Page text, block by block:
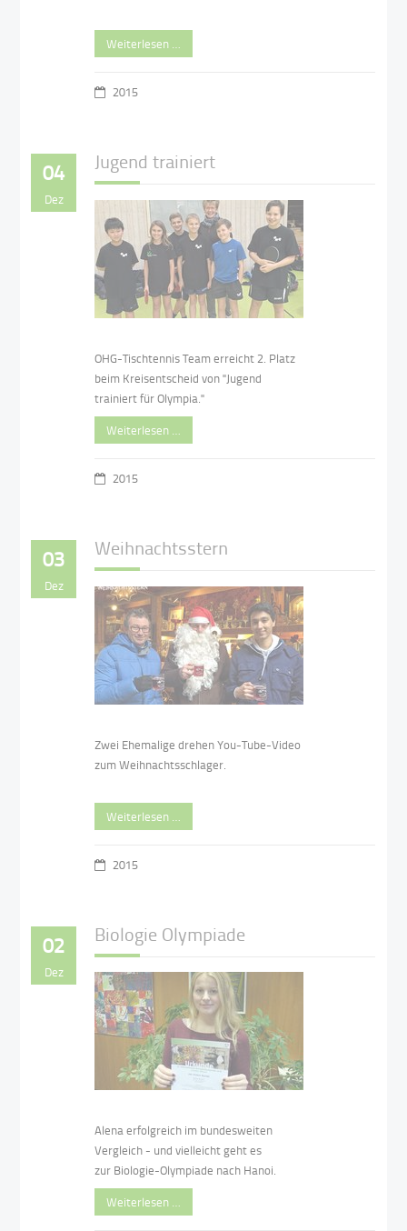
Weiterlesen …
2015
04
Dez
Jugend trainiert
OHG-Tischtennis Team erreicht 2. Platz
beim Kreisentscheid von "Jugend
trainiert für Olympia."
Weiterlesen …
2015
03
Dez
Weihnachtsstern
Zwei Ehemalige drehen You-Tube-Video
zum Weihnachtsschlager.
Weiterlesen …
2015
02
Dez
Biologie Olympiade
Alena erfolgreich im bundesweiten
Vergleich - und vielleicht geht es
zur Biologie-Olympiade nach Hanoi.
Weiterlesen …